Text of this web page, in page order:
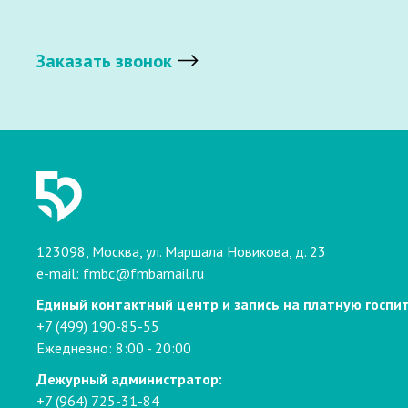
Заказать звонок
123098, Москва, ул. Маршала Новикова, д. 23
e-mail: fmbc@fmbamail.ru
Единый контактный центр и запись на платную
+7 (499) 190-85-55
Ежедневно: 8:00 - 20:00
Дежурный администратор:
+7 (964) 725-31-84